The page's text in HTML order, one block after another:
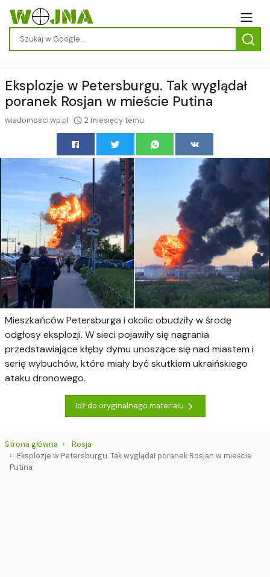
Eksplozje w Petersburgu. Tak wyglądał
poranek Rosjan w mieście Putina
wiadomosci.wp.pl 2 miesięcy temu
Mieszkańców Petersburga i okolic obudziły w środę
odgłosy eksplozji. W sieci pojawiły się nagrania
przedstawiające kłęby dymu unoszące się nad miastem i
serię wybuchów, które miały być skutkiem ukraińskiego
ataku dronowego.
Idź do oryginalnego materiału
Strona główna
Rosja
Eksplozje w Petersburgu. Tak wyglądał poranek Rosjan w mieście
Putina